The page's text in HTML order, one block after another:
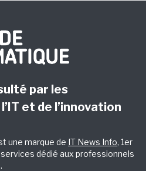
par les
et de l’innovation
une marque de IT News Info, 1er
dédié aux professionnels